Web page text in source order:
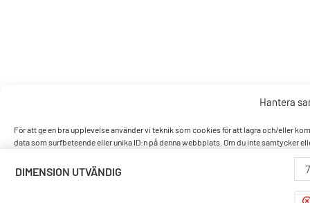
Hantera
För att ge en bra upplevelse använder vi teknik som cookies för att lagra och/eller
data som surfbeteende eller unika ID:n på denna webbplats. Om du inte samtycker
DIMENSION UTVÄNDIG